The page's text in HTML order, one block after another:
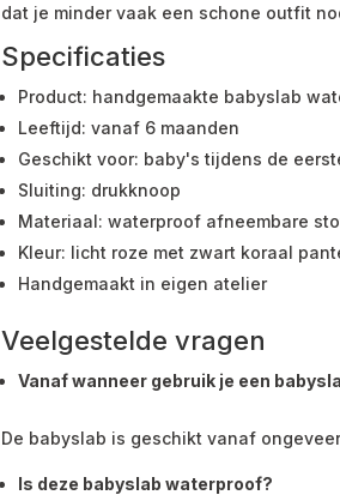
dat je minder vaak een schone outfit
Specificaties
Product: handgemaakte babyslab
Leeftijd: vanaf 6 maanden
Geschikt voor: baby's tijdens de
Sluiting: drukknoop
Materiaal: waterproof afneembare
Kleur: licht roze met zwart koraal
Handgemaakt in eigen atelier
Veelgestelde vragen
Vanaf wanneer gebruik je een
De babyslab is geschikt vanaf
Is deze babyslab waterproof?